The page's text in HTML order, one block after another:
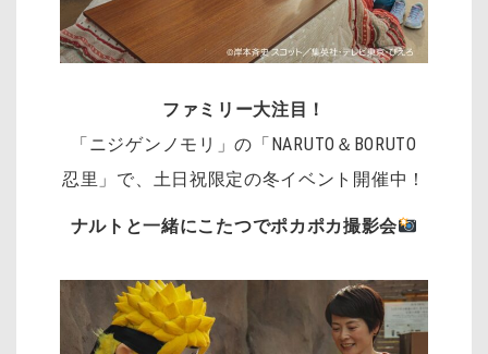
ファミリー大注目！
「ニジゲンノモリ」の「NARUTO＆BORUTO
忍里」で、土日祝限定の冬イベント開催中！
ナルトと一緒にこたつでポカポカ撮影会